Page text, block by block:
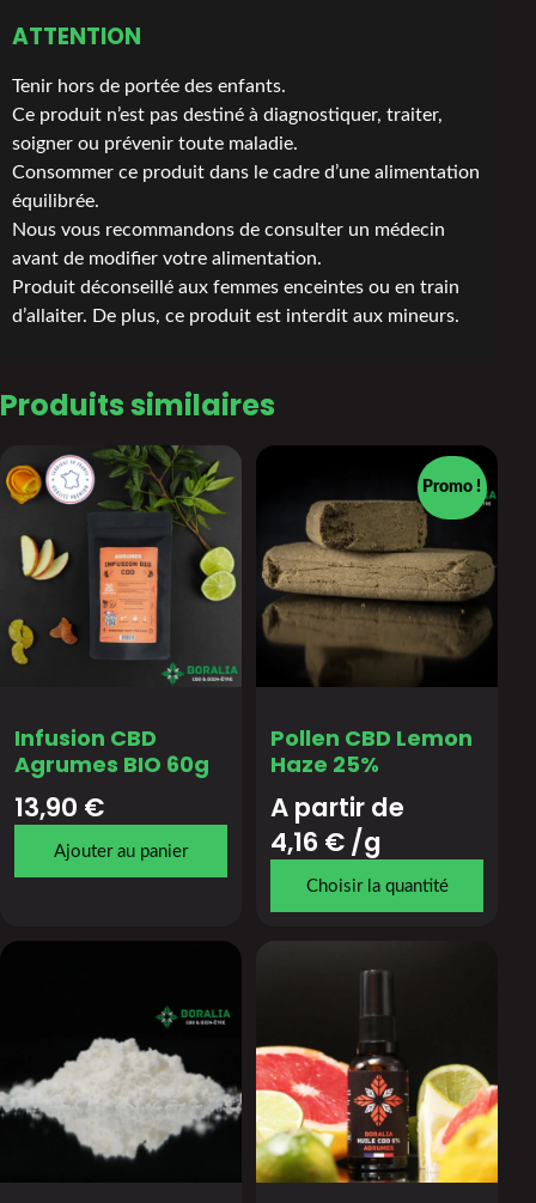
ATTENTION
Tenir hors de portée des enfants.
Ce produit n’est pas destiné à diagnostiquer, traiter,
soigner ou prévenir toute maladie.
Consommer ce produit dans le cadre d’une alimentation
équilibrée.
Nous vous recommandons de consulter un médecin
avant de modifier votre alimentation.
Produit déconseillé aux femmes enceintes ou en train
d’allaiter. De plus, ce produit est interdit aux mineurs.
Produits similaires
Infusion CBD
Agrumes BIO 60g
13,90 €
Ajouter au panier
Promo !
Pollen CBD Lemon
Haze 25%
A partir de
4,16 €/g
Choisir la quantité